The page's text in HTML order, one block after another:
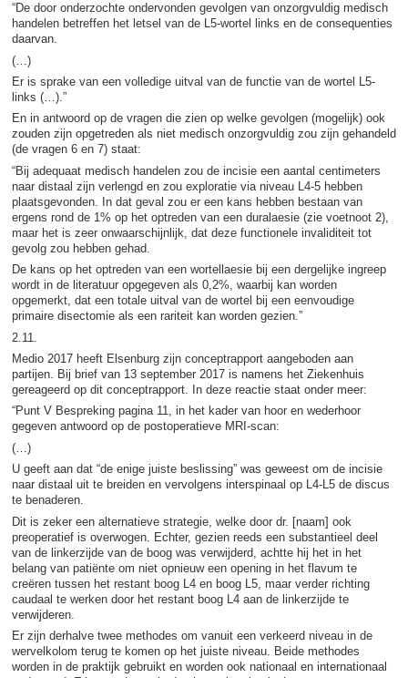
“De door onderzochte ondervonden gevolgen van onzorgvuldig medisch
handelen betreffen het letsel van de L5-wortel links en de consequenties
daarvan.
(…)
Er is sprake van een volledige uitval van de functie van de wortel L5-
links (…).”
En in antwoord op de vragen die zien op welke gevolgen (mogelijk) ook
zouden zijn opgetreden als niet medisch onzorgvuldig zou zijn gehandeld
(de vragen 6 en 7) staat:
“Bij adequaat medisch handelen zou de incisie een aantal centimeters
naar distaal zijn verlengd en zou exploratie via niveau L4-5 hebben
plaatsgevonden. In dat geval zou er een kans hebben bestaan van
ergens rond de 1% op het optreden van een duralaesie (zie voetnoot 2),
maar het is zeer onwaarschijnlijk, dat deze functionele invaliditeit tot
gevolg zou hebben gehad.
De kans op het optreden van een wortellaesie bij een dergelijke ingreep
wordt in de literatuur opgegeven als 0,2%, waarbij kan worden
opgemerkt, dat een totale uitval van de wortel bij een eenvoudige
primaire disectomie als een rariteit kan worden gezien.”
2.11.
Medio 2017 heeft Elsenburg zijn conceptrapport aangeboden aan
partijen. Bij brief van 13 september 2017 is namens het Ziekenhuis
gereageerd op dit conceptrapport. In deze reactie staat onder meer:
“Punt V Bespreking pagina 11, in het kader van hoor en wederhoor
gegeven antwoord op de postoperatieve MRI-scan:
(…)
U geeft aan dat “de enige juiste beslissing” was geweest om de incisie
naar distaal uit te breiden en vervolgens interspinaal op L4-L5 de discus
te benaderen.
Dit is zeker een alternatieve strategie, welke door dr. [naam] ook
preoperatief is overwogen. Echter, gezien reeds een substantieel deel
van de linkerzijde van de boog was verwijderd, achtte hij het in het
belang van patiënte om niet opnieuw een opening in het flavum te
creëren tussen het restant boog L4 en boog L5, maar verder richting
caudaal te werken door het restant boog L4 aan de linkerzijde te
verwijderen.
Er zijn derhalve twee methodes om vanuit een verkeerd niveau in de
wervelkolom terug te komen op het juiste niveau. Beide methodes
worden in de praktijk gebruikt en worden ook nationaal en internationaal